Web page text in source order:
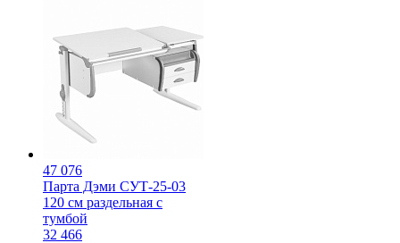
47 076
Парта Дэми СУТ-25-03
120 см раздельная с
тумбой
32 466